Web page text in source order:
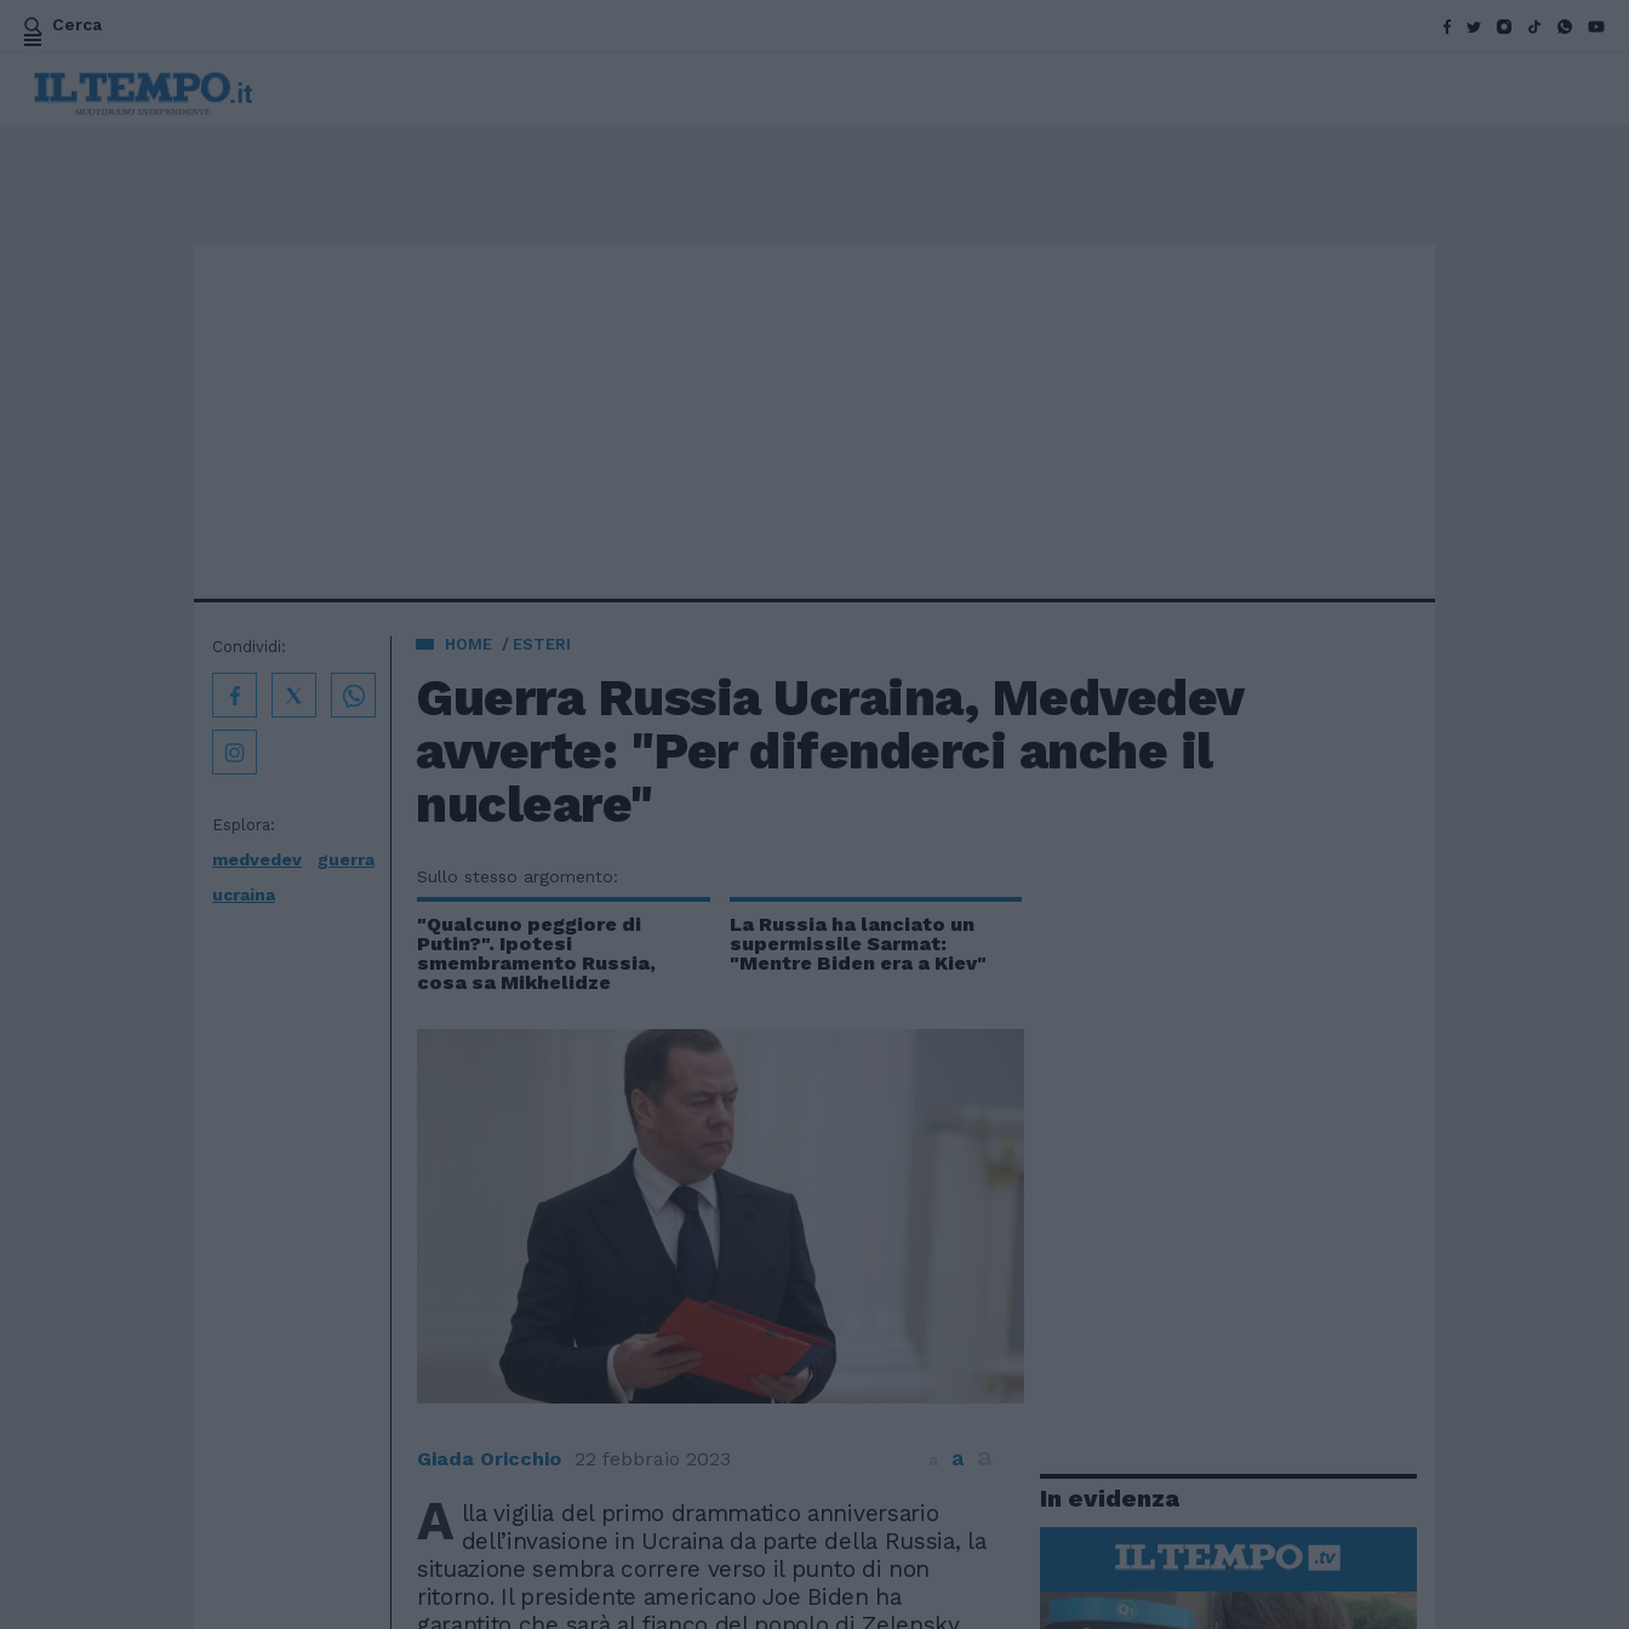
Cerca
HOME ESTERI
Guerra Russia Ucraina, Medvedev
avverte: "Per difenderci anche il
nucleare"
Esplora:
medvedev
guerra
ucraina
Condividi:
Sullo stesso argomento:
"Qualcuno peggiore di
Putin?". Ipotesi
smembramento Russia,
cosa sa Mikhelidze
La Russia ha lanciato un
supermissile Sarmat:
"Mentre Biden era a Kiev"
Giada Oricchio 22 febbraio 2023 a
A lla vigilia del primo drammatico anniversario
dell’invasione in Ucraina da parte della Russia, la
situazione sembra correre verso il punto di non
ritorno. Il presidente americano Joe Biden ha
In evidenza